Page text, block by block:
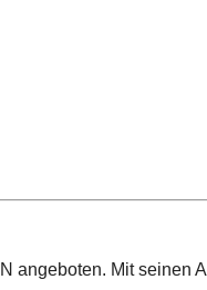
angeboten. Mit